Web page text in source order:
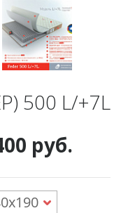
500 L/+7L
руб.